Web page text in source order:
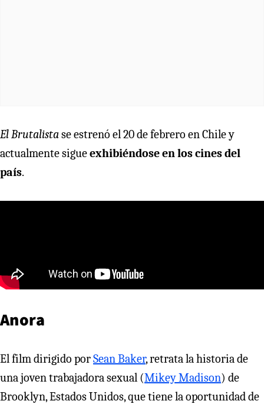
El Brutalistase estrenó el 20 de febrero en Chile y
actualmente sigueexhibiéndose en los cines del
país.
Anora
El film dirigido porSean Baker, retrata la historia de
una joven trabajadora sexual (Mikey Madison) de
Brooklyn, Estados Unidos, que tiene la oportunidad de